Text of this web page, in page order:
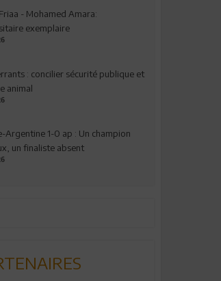
- Mohamed Amara:
exemplaire
: concilier sécurité publique et
animal
Argentine 1-0 ap : Un champion
un finaliste absent